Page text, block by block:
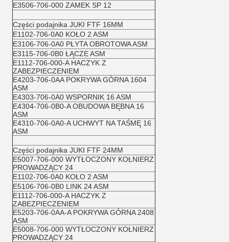
E3506-706-000 ZAMEK SP 12
Części podajnika JUKI FTF 16MM
E1102-706-0A0 KOŁO 2 ASM
E3106-706-0A0 PŁYTA OBROTOWA ASM
E3115-706-0B0 ŁĄCZE ASM
E1112-706-000-A HACZYK Z
ZABEZPIECZENIEM
E4203-706-0AA POKRYWA GÓRNA 1604
ASM
E4303-706-0A0 WSPORNIK 16 ASM
E4304-706-0B0-A OBUDOWA BĘBNA 16
ASM
E4310-706-0A0-A UCHWYT NA TAŚMĘ 16
ASM
Części podajnika JUKI FTF 24MM
E5007-706-000 WYTŁOCZONY KOŁNIERZ
PROWADZĄCY 24
E1102-706-0A0 KOŁO 2 ASM
E5106-706-0B0 LINK 24 ASM
E1112-706-000-A HACZYK Z
ZABEZPIECZENIEM
E5203-706-0AA-A POKRYWA GÓRNA 2408
ASM
E5008-706-000 WYTŁOCZONY KOŁNIERZ
PROWADZĄCY 24